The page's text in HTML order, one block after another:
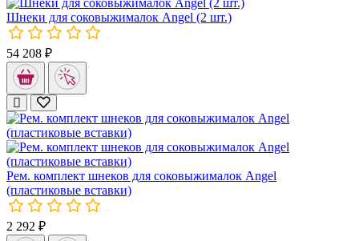
Шнеки для соковыжималок Angel (2 шт.)
54 208 ₽
Рем. комплект шнеков для соковыжималок Angel
(пластиковые вставки)
2 292 ₽